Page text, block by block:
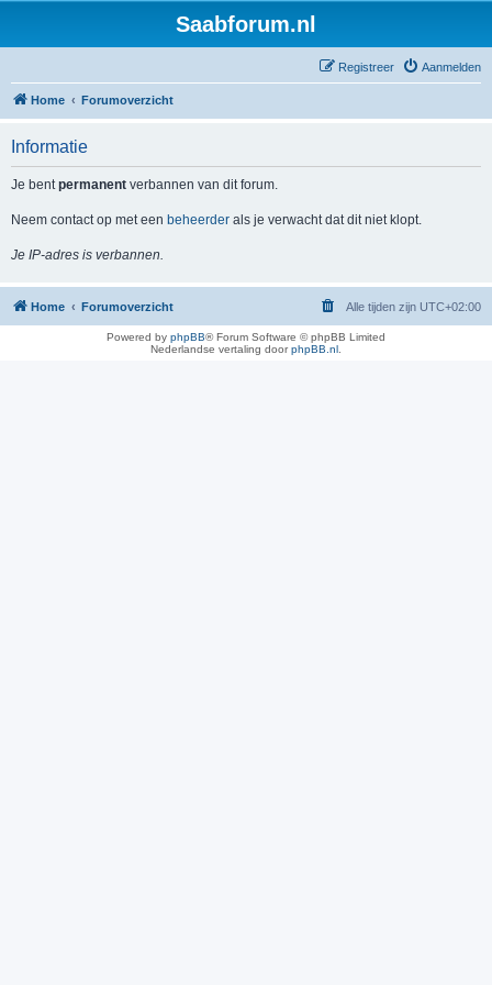
Saabforum.nl
Aanmelden
Registreer
Home Forumoverzicht
Informatie
Je bentpermanent verbannen van dit forum.
Neem contact op met een beheerder als je verwacht dat dit niet klopt.
Je IP-adres is verbannen.
Home Forumoverzicht Alle tijden zijn UTC+02:00
Powered by phpBB® Forum Software © phpBB Limited
Nederlandse vertaling doorphpBB.nl